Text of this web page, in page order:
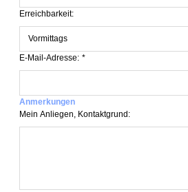
Erreichbarkeit:
E-Mail-Adresse: *
Anmerkungen
Mein Anliegen, Kontaktgrund: